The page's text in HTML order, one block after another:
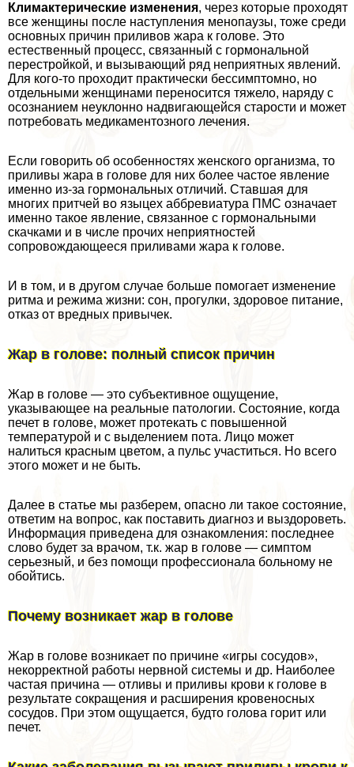
Климактерические изменения, через которые проходят
все женщины после наступления менопаузы, тоже среди
основных причин приливов жара к голове. Это
естественный процесс, связанный с гормональной
перестройкой, и вызывающий ряд неприятных явлений.
Для кого-то проходит пpaктически бессимптомно, но
отдельными женщинами переносится тяжело, наряду с
осознанием неуклонно надвигающейся старости и может
потребовать медикаментозного лечения.
Если говорить об особенностях женского организма, то
приливы жара в голове для них более частое явление
именно из-за гормональных отличий. Ставшая для
многих притчей во языцех аббревиатура ПМС означает
именно такое явление, связанное с гормональными
скачками и в числе прочих неприятностей
сопровождающееся приливами жара к голове.
И в том, и в другом случае больше помогает изменение
ритма и режима жизни: сон, прогулки, здоровое питание,
отказ от вредных привычек.
Жар в голове: полный список причин
Жар в голове — это субъективное ощущение,
указывающее на реальные патологии. Состояние, когда
печет в голове, может протекать с повышенной
температурой и с выделением пота. Лицо может
налиться красным цветом, а пульс участиться. Но всего
этого может и не быть.
Далее в статье мы разберем, опасно ли такое состояние,
ответим на вопрос, как поставить диагноз и выздороветь.
Информация приведена для ознакомления: последнее
слово будет за врачом, т.к. жар в голове — симптом
серьезный, и без помощи профессионала больному не
обойтись.
Почему возникает жар в голове
Жар в голове возникает по причине «игры сосудов»,
некорректной работы нервной системы и др. Наиболее
частая причина — отливы и приливы крови к голове в
результате сокращения и расширения кровеносных
сосудов. При этом ощущается, будто голова горит или
печет.